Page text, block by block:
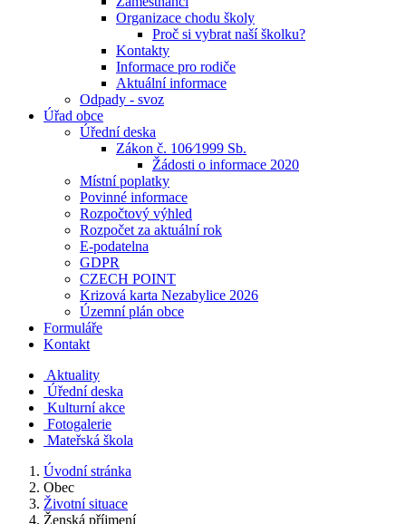
Organizace chodu školy
Proč si vybrat naší školku?
Kontakty
Informace pro rodiče
Aktuální informace
Odpady - svoz
Úřad obce
Úřední deska
Zákon č. 106⁄1999 Sb.
Žádosti o informace 2020
Místní poplatky
Povinné informace
Rozpočtový výhled
Rozpočet za aktuální rok
E-podatelna
GDPR
CZECH POINT
Krizová karta Nezabylice 2026
Územní plán obce
Formuláře
Kontakt
Aktuality
Úřední deska
Kulturní akce
Fotogalerie
Mateřská škola
Úvodní stránka
Obec
Životní situace
Ženská příjmení